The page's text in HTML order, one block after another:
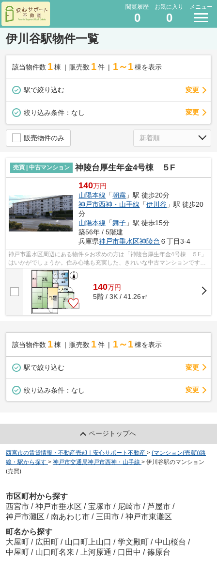
閲覧履歴
0
お気に入り
0
メニュー
伊川谷駅物件一覧
該当物件数 1棟 販売数 1 件 1～1 棟を表示
駅で絞り込む 変更
絞り込み条件： なし 変更
販売物件のみ
売買 | 中古マンション 神陵台厚生年金4号棟 ５F
140万円
山陽本線 「朝霧 」駅 徒歩20分
神戸市西神・山手線 「伊川谷 」駅 徒歩20
分
山陽本線 「舞子 」駅 徒歩15分
築56年 / 5階建
兵庫県神戸市垂水区神陵台 ６丁目3-4
神戸市垂水区周辺にある物件をお求めの方は「神陵台厚生年金4号棟 ５F」
はいかがでしょうか。住み心地も充実した、きれいな中古マンションです。
平坦な土地なので、擁壁・造成費用を...
140万円
5階 / 3K / 41.26㎡
該当物件数 1棟 販売数 1 件 1～1 棟を表示
駅で絞り込む 変更
絞り込み条件： なし 変更
ページトップへ
西宮市の賃貸情報・不動産売却｜安心サポート不動産 > (マンション(売買))路
線・駅から探す > 神戸市交通局神戸市西神・山手線 > 伊川谷駅のマンション
(売買)
市区町村から探す
西宮市 / 神戸市垂水区 / 宝塚市 / 尼崎市 / 芦屋市 /
神戸市灘区 / 南あわじ市 / 三田市 / 神戸市東灘区
町名から探す
大屋町 / 広田町 / 山口町上山口 / 学文殿町 / 中山桜台 /
中屋町 / 山口町名来 / 上河原通 / 口田中 / 篠原台